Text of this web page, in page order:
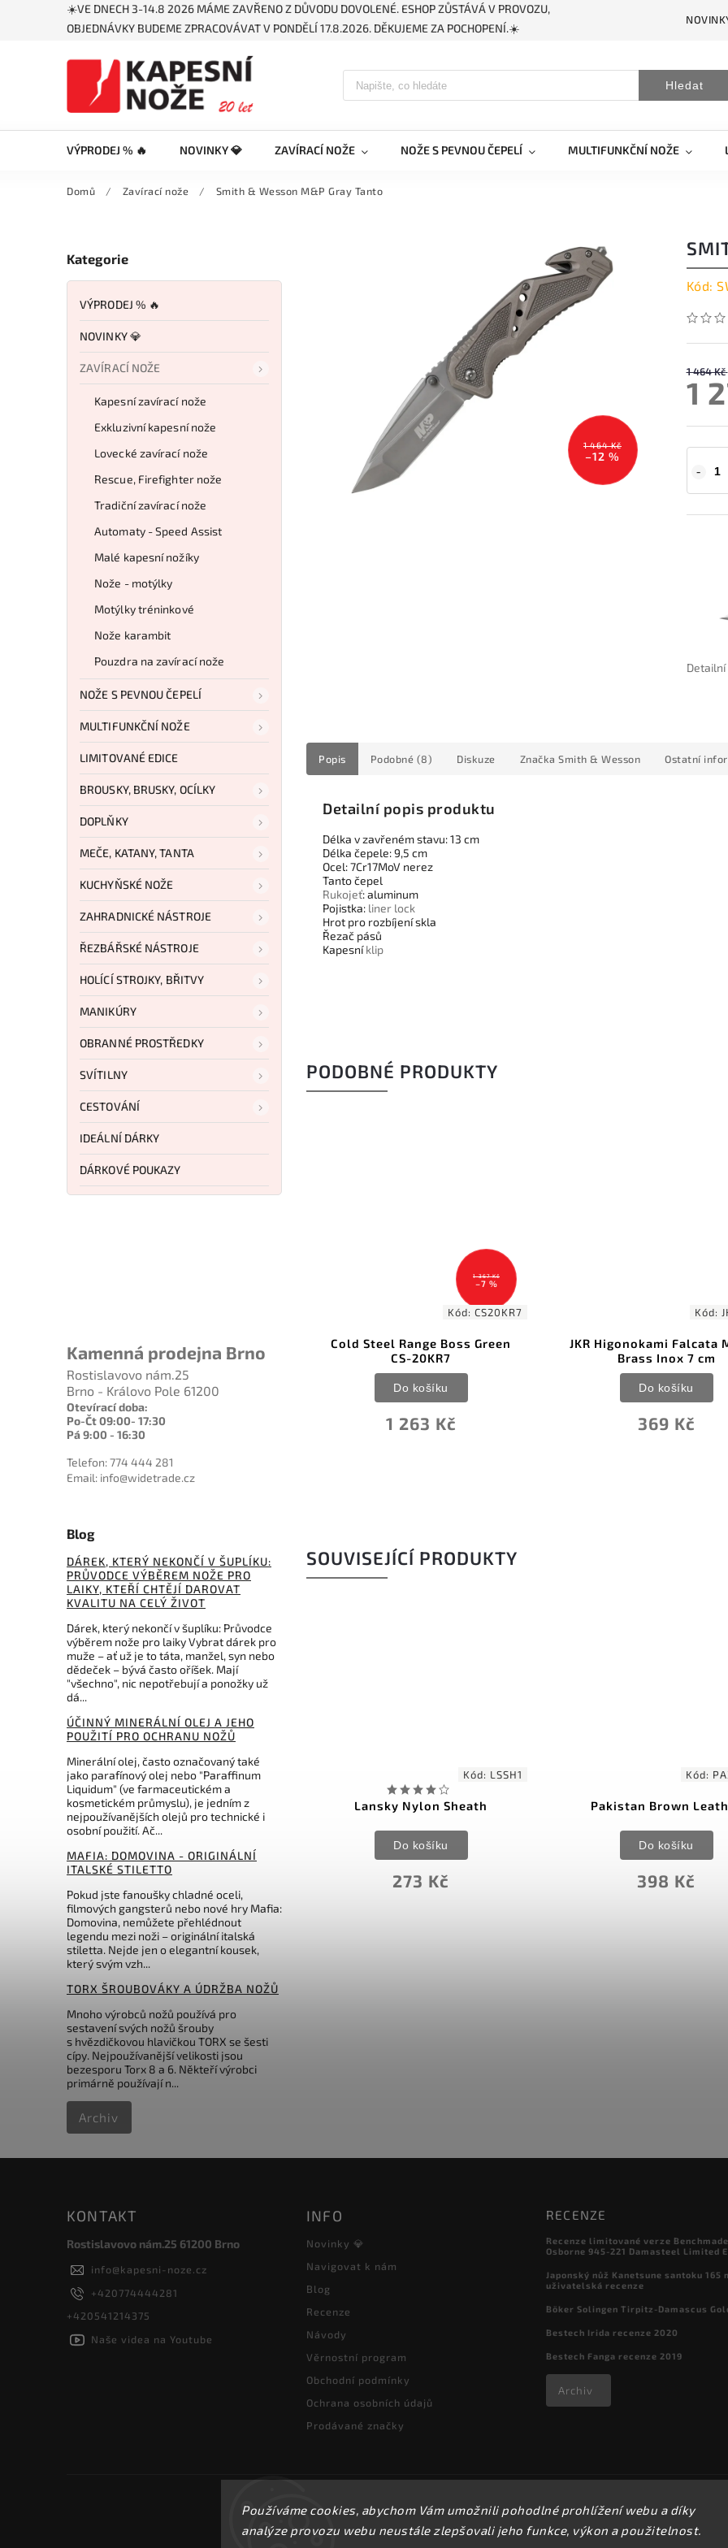
Používáme cookies, abychom Vám umožnili pohodlné prohlížení webu a díky
analýze provozu webu neustále zlepšovali jeho funkce, výkon a použitelnost.
☀️VE DNECH 3-14.8 2026 MÁME ZAVŘENO Z DŮVODU DOVOLENÉ. ESHOP ZŮSTÁVÁ V PROVOZU,
OBJEDNÁVKY BUDEME ZPRACOVÁVAT V PONDĚLÍ 17.8.2026. DĚKUJEME ZA POCHOPENÍ.☀️
Hledat
VÝPRODEJ % 🔥 NOVINKY 💎 ZAVÍRACÍ NOŽE NOŽE S PEVNOU ČEPELÍ MULTIFUNKČNÍ NOŽE
Domů / Zavírací nože / Smith & Wesson M&P Gray Tanto
Kategorie
VÝPRODEJ % 🔥
NOVINKY 💎
ZAVÍRACÍ NOŽE
Kapesní zavírací nože
Exkluzivní kapesní nože
Lovecké zavírací nože
Rescue, Firefighter nože
Tradiční zavírací nože
Automaty - Speed Assist
Malé kapesní nožíky
Nože - motýlky
Motýlky tréninkové
Nože karambit
Pouzdra na zavírací nože
NOŽE S PEVNOU ČEPELÍ
MULTIFUNKČNÍ NOŽE
LIMITOVANÉ EDICE
BROUSKY, BRUSKY, OCÍLKY
DOPLŇKY
MEČE, KATANY, TANTA
KUCHYŇSKÉ NOŽE
ZAHRADNICKÉ NÁSTROJE
ŘEZBÁŘSKÉ NÁSTROJE
HOLÍCÍ STROJKY, BŘITVY
MANIKÚRY
OBRANNÉ PROSTŘEDKY
SVÍTILNY
CESTOVÁNÍ
IDEÁLNÍ DÁRKY
DÁRKOVÉ POUKAZY
Kamenná prodejna Brno
Rostislavovo nám.25
Brno - Královo Pole 61200
Otevírací doba:
Po-Čt 09:00- 17:30
Pá 9:00 - 16:30
Telefon: 774 444 281
Email: info@widetrade.cz
Blog
DÁREK, KTERÝ NEKONČÍ V ŠUPLÍKU:
PRŮVODCE VÝBĚREM NOŽE PRO
LAIKY, KTEŘÍ CHTĚJÍ DAROVAT
KVALITU NA CELÝ ŽIVOT
Dárek, který nekončí v šuplíku: Průvodce
výběrem nože pro laiky Vybrat dárek pro
muže – ať už je to táta, manžel, syn nebo
dědeček – bývá často oříšek. Mají
"všechno", nic nepotřebují a ponožky už
dá...
ÚČINNÝ MINERÁLNÍ OLEJ A JEHO
POUŽITÍ PRO OCHRANU NOŽŮ
Minerální olej, často označovaný také
jako parafínový olej nebo "Paraffinum
Liquidum" (ve farmaceutickém a
kosmetickém průmyslu), je jedním z
nejpoužívanějších olejů pro technické i
osobní použití. Ač...
MAFIA: DOMOVINA - ORIGINÁLNÍ
ITALSKÉ STILETTO
Pokud jste fanoušky chladné oceli,
filmových gangsterů nebo nové hry Mafia:
Domovina, nemůžete přehlédnout
legendu mezi noži – originální italská
stiletta. Nejde jen o elegantní kousek,
který svým vzh...
TORX ŠROUBOVÁKY A ÚDRŽBA NOŽŮ
Mnoho výrobců nožů používá pro
sestavení svých nožů šrouby
s hvězdičkovou hlavičkou TORX se šesti
cípy. Nejpoužívanější velikosti jsou
bezesporu Torx 8 a 6. Někteří výrobci
primárně používají n...
Archiv
1 464 Kč
–12 %
Kód:
1 464 Kč
1
Popis Podobné (8) Diskuze Značka Smith & Wesson Ostatní
Detailní popis produktu
Délka v zavřeném stavu: 13 cm
Délka čepele: 9,5 cm
Ocel: 7Cr17MoV nerez
Tanto čepel
Rukojeť: aluminum
Pojistka: liner lock
Hrot pro rozbíjení skla
Řezač pásů
Kapesníklip
PODOBNÉ PRODUKTY
Cold Steel Range Boss Green
CS-20KR7
1 263 Kč
Do košíku
Kód:JKR0896
JKR Higonokami Falcata Mango
Brass Inox 7 cm
369 Kč
Do košíku
Kód:
Bestech Taipan
Black M-Cut Black
7 120 Kč
Do košíku
SOUVISEJÍCÍ PRODUKTY
599 Kč
–30 %
Kód:4.0838.4
Victorinox pouzdro pro
HUNTER PRO
416 Kč
Do košíku
Kód: LSSH1
Lansky Nylon Sheath
273 Kč
Do košíku
Kód:
Pakistan Brown
398 Kč
Do košíku
KONTAKT
Rostislavovo nám.25 61200 Brno
info@kapesni-noze.cz
+420774444281
+420541214375
Naše videa na Youtube
INFO
Novinky 💎
Navigovat k nám
Blog
Recenze
Návody
Věrnostní program
Obchodní podmínky
Ochrana osobních údajů
Prodávané značky
RECENZE
Recenze limitované verze
Osborne 945-221 Damasteel Limited
Japonský nůž Kanetsune santoku 165
uživatelská recenze
Böker Solingen Tirpitz-Damascus
Bestech Irida recenze 2020
Bestech Fanga recenze 2019
Archiv
Copyright 2026kapesni-noze.cz . Všechna práva vyhrazena.
Upravit nastavení cookies